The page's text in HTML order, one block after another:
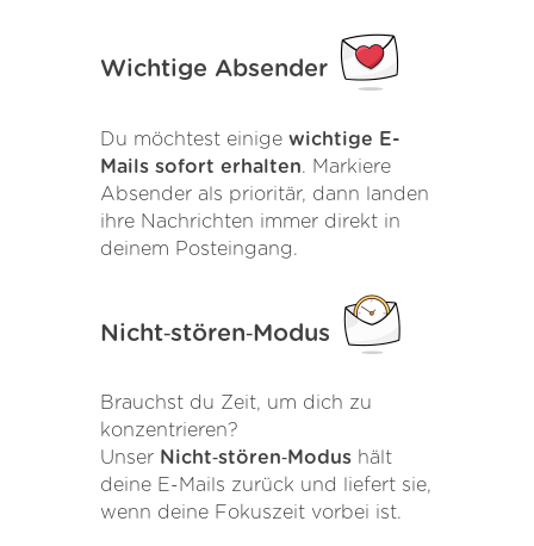
Wichtige Absender
Du möchtest einige wichtige E-
Mails sofort erhalten. Markiere
Absender als prioritär, dann landen
ihre Nachrichten immer direkt in
deinem Posteingang.
Nicht‑stören‑Modus
Brauchst du Zeit, um dich zu
konzentrieren?
Unser Nicht‑stören‑Modus hält
deine E-Mails zurück und liefert sie,
wenn deine Fokuszeit vorbei ist.